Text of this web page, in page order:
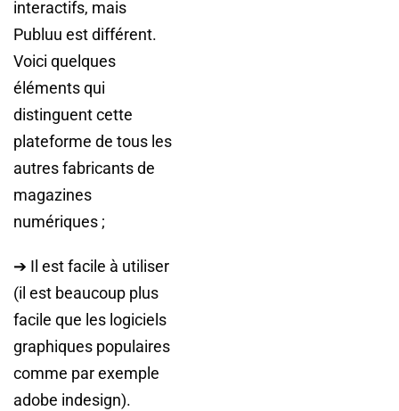
interactifs, mais
Publuu est différent.
Voici quelques
éléments qui
distinguent cette
plateforme de tous les
autres fabricants de
magazines
numériques ;
➔ Il est facile à utiliser
(il est beaucoup plus
facile que les logiciels
graphiques populaires
comme par exemple
adobe indesign).